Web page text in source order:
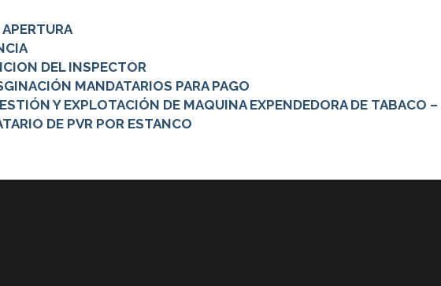
APERTURA
DEL INSPECTOR
MANDATARIOS PARA PAGO
Y EXPLOTACIÓN DE MAQUINA EXPENDEDORA DE TABACO
DE PVR POR ESTANCO